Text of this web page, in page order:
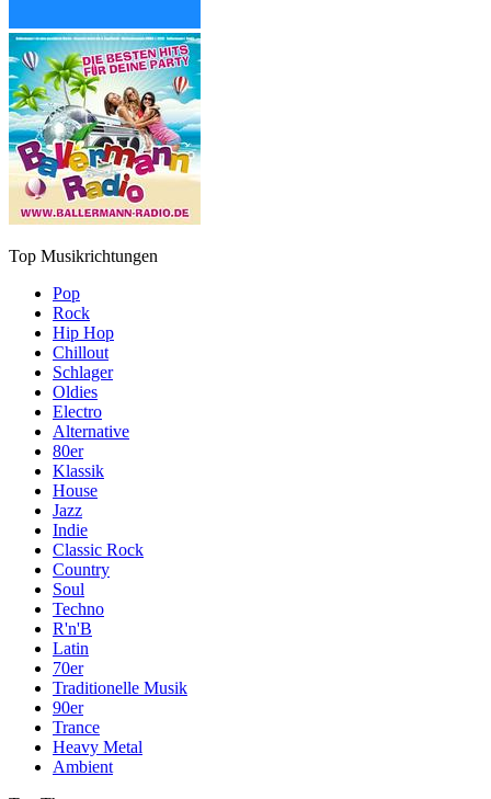
Top Musikrichtungen
Pop
Rock
Hip Hop
Chillout
Schlager
Oldies
Electro
Alternative
80er
Klassik
House
Jazz
Indie
Classic Rock
Country
Soul
Techno
R'n'B
Latin
70er
Traditionelle Musik
90er
Trance
Heavy Metal
Ambient